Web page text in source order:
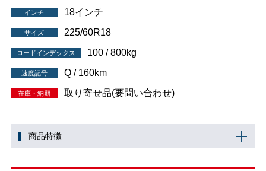
インチ 18インチ
サイズ 225/60R18
ロードインデックス 100 / 800kg
速度記号 Q / 160km
在庫・納期 取り寄せ品(要問い合わせ)
商品特徴